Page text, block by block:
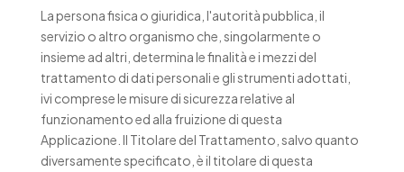
La persona fisica o giuridica, l'autorità pubblica, il
servizio o altro organismo che, singolarmente o
insieme ad altri, determina le finalità e i mezzi del
trattamento di dati personali e gli strumenti adottati,
ivi comprese le misure di sicurezza relative al
funzionamento ed alla fruizione di questa
Applicazione. Il Titolare del Trattamento, salvo quanto
diversamente specificato, è il titolare di questa